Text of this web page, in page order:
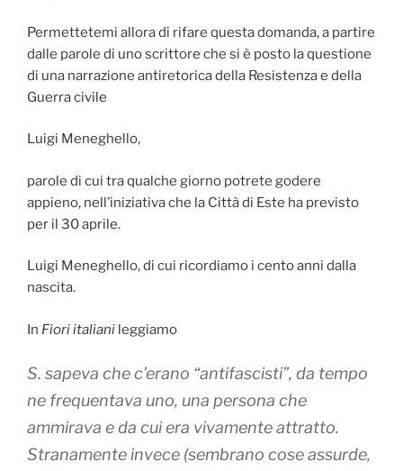
Permettetemi allora di rifare questa domanda, a partire
dalle parole di uno scrittore che si è posto la questione
di una narrazione antiretorica della Resistenza e della
Guerra civile
Luigi Meneghello,
parole di cui tra qualche giorno potrete godere
appieno, nell’iniziativa che la Città di Este ha previsto
per il 30 aprile.
Luigi Meneghello, di cui ricordiamo i cento anni dalla
nascita.
In Fiori italiani leggiamo
S. sapeva che c’erano “antifascisti”, da tempo
ne frequentava uno, una persona che
ammirava e da cui era vivamente attratto.
Stranamente invece (sembrano cose assurde,